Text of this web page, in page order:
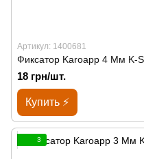
Артикул: 1400681
Фиксатор Karoapp 4 Мм K-
18 грн/шт.
Купить ⚡
3